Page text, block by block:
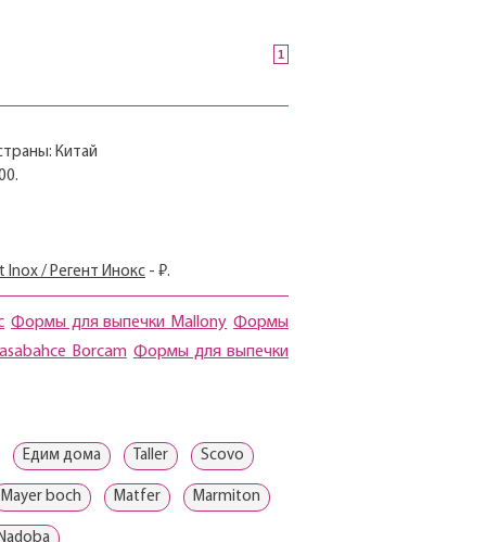
1
Китай
Inox / Регент Инокс - ₽.
Формы для выпечки Mallony Формы
Borcam Формы для выпечки
Едим дома Taller Scovo
Mayer boch Matfer Marmiton